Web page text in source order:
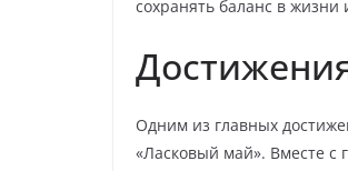
сохранять баланс в жизни
Одним из главных
«Ласковый май». Вместе с